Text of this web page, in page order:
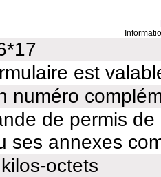
numéro
de permis
ses annexes
octets